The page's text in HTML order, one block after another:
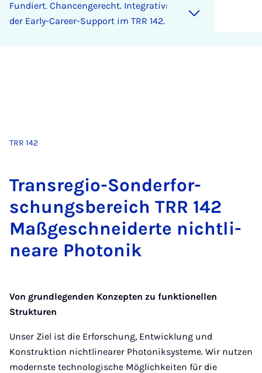
Fun­diert. Chan­cen­ge­recht. In­te­gra­tiv:
der Ea­r­ly-Care­er-Sup­port im TRR 142.
TRR 142
Trans­re­gio-Son­der­for­
schungs­be­reich TRR 142
Maß­ge­schnei­der­te nicht­li­
ne­a­re Pho­to­nik
Von grundlegenden Konzepten zu funktionellen
Strukturen
Unser Ziel ist die Erforschung, Entwicklung und
Konstruktion nichtlinearer Photoniksysteme. Wir nutzen
modernste technologische Möglichkeiten für die